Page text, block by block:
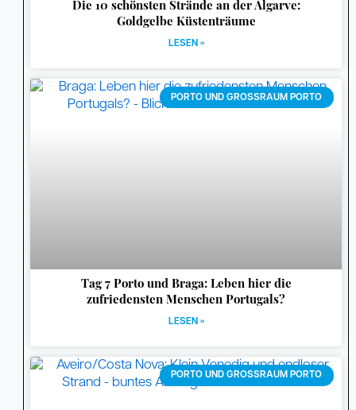
Die 10 schönsten Strände an der Algarve:
Goldgelbe Küstenträume
LESEN »
PORTO UND GROSSRAUM PORTO
Tag 7 Porto und Braga: Leben hier die
zufriedensten Menschen Portugals?
LESEN »
PORTO UND GROSSRAUM PORTO